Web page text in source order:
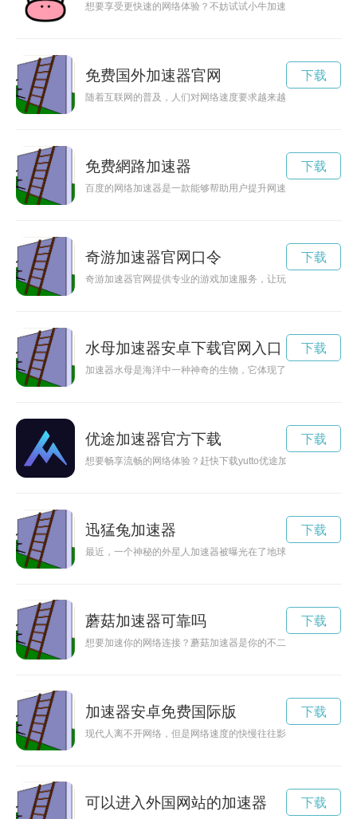
想要享受更快速的网络体验？不妨试试小牛加速器官网正版下
免费国外加速器官网
随着互联网的普及，人们对网络速度要求越来越高。免费的加
下载
免费網路加速器
百度的网络加速器是一款能够帮助用户提升网速的工具，通过
下载
奇游加速器官网口令
奇游加速器官网提供专业的游戏加速服务，让玩家畅享游戏乐
下载
水母加速器安卓下载官网入口
加速器水母是海洋中一种神奇的生物，它体现了速度与进取心
下载
优途加速器官方下载
想要畅享流畅的网络体验？赶快下载yutto优途加速器，解锁更
下载
迅猛兔加速器
最近，一个神秘的外星人加速器被曝光在了地球上的某个秘密
下载
蘑菇加速器可靠吗
想要加速你的网络连接？蘑菇加速器是你的不二选择！官网提
下载
加速器安卓免费国际版
现代人离不开网络，但是网络速度的快慢往往影响到我们的使
下载
可以进入外国网站的加速器 下载